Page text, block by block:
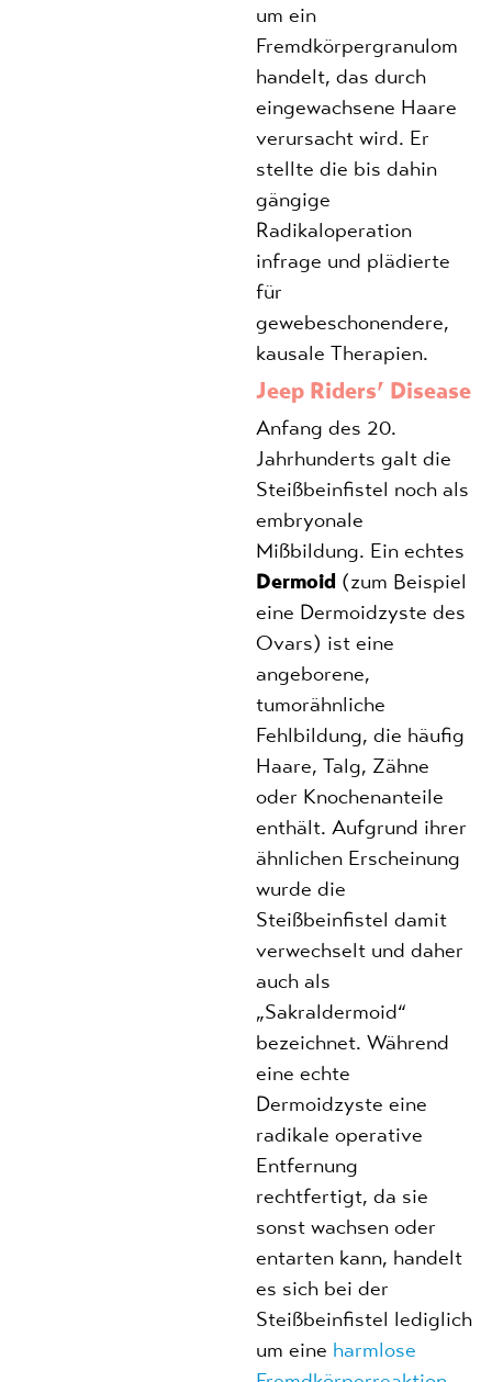
um ein
Fremdkörpergranulom
handelt, das durch
eingewachsene Haare
verursacht wird. Er
stellte die bis dahin
gängige
Radikaloperation
infrage und plädierte
für
gewebeschonendere,
kausale Therapien.
Jeep Riders’ Disease
Anfang des 20.
Jahrhunderts galt die
Steißbeinfistel noch als
embryonale
Mißbildung. Ein echtes
Dermoid (zum Beispiel
eine Dermoidzyste des
Ovars) ist eine
angeborene,
tumorähnliche
Fehlbildung, die häufig
Haare, Talg, Zähne
oder Knochenanteile
enthält. Aufgrund ihrer
ähnlichen Erscheinung
wurde die
Steißbeinfistel damit
verwechselt und daher
auch als
„Sakraldermoid“
bezeichnet. Während
eine echte
Dermoidzyste eine
radikale operative
Entfernung
rechtfertigt, da sie
sonst wachsen oder
entarten kann, handelt
es sich bei der
Steißbeinfistel lediglich
um eine harmlose